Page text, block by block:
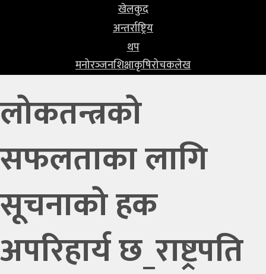
खेलकुद
अन्तर्राष्ट्रिय
थप
मनोरञ्‍जनशिक्षाकृषिरोचकलेख
अन्तर्राष्ट्रिय
थप
मनोरञ्‍जन
शिक्षा
कृषि
रोचक
लेख
लोकतन्त्रको
सफलताका लागि
सूचनाको हक
अपरिहार्य छ_राष्ट्रपति